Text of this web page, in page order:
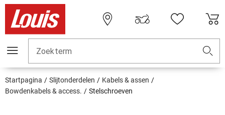
Zoekterm
Startpagina Slijtonderdelen
Kabels & assen
Bowdenkabels & access.
Stelschroeven